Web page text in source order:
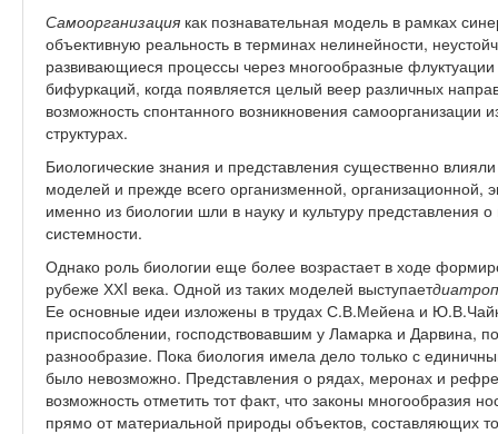
Самоорганизация как познавательная модель в рамках
объективную реальность в терминах нелинейности,
развивающиеся процессы через многообразные
бифуркаций, когда появляется целый веер различных
возможность спонтанного возникновения самоорганизации
структурах.
Биологические знания и представления существенно
моделей и прежде всего организменной,
именно из биологии шли в науку и культуру представления
системности.
Однако роль биологии еще более возрастает в ходе
рубеже ХХI века. Одной из таких моделей выступает
Ее основные идеи изложены в трудах С.В.Мейена и
приспособлении, господствовавшим у Ламарка и Дарвина,
разнообразие. Пока биология имела дело только с
было невозможно. Представления о рядах, меронах и
возможность отметить тот факт, что законы многообразия
прямо от материальной природы объектов, составляющих